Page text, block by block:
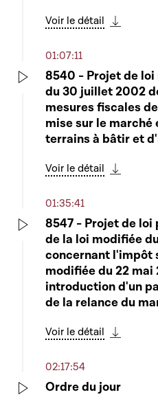
Voir le détail
01:07:11
8540 - Projet de
du 30 juillet 2002
mesures fiscales
mise sur le
terrains à bâtir et
Voir le détail
01:35:41
8547 - Projet de loi
de la loi modifiée
concernant l'impôt
modifiée du 22
introduction d'un
de la relance du
Voir le détail
02:17:54
Ordre du jour